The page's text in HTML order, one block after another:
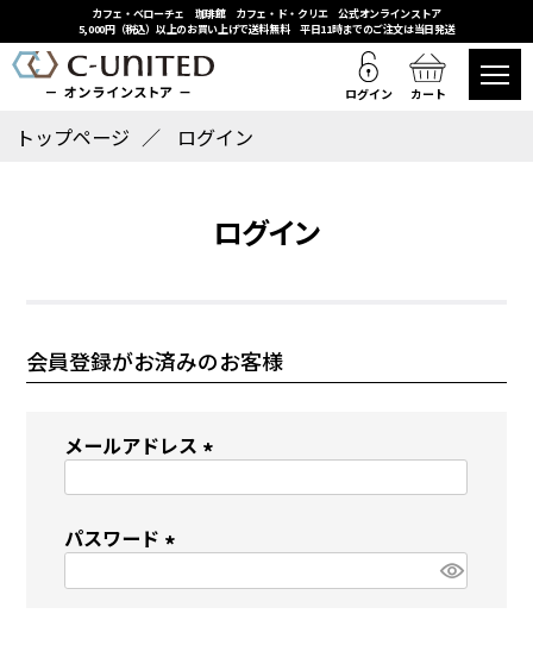
カフェ・ベローチェ 珈琲館 カフェ・ド・クリエ 公式オンラインストア
5,000円（税込）以上のお買い上げで送料無料 平日11時までのご注文は当日発送
ログイン カート
トップページ ログイン
ログイン
会員登録がお済みのお客様
メールアドレス
パスワード